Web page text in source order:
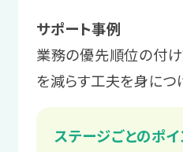
サポート例
面接にはスタッフ
は伝えにくい要望
手伝いをします。
サポート例
LITALICOワーク
プログラムを通して
な困りへの対処法を
を進めたりします。
サポート例
サポート事例
業務の優先順位の付
を減らす工夫を身につ
ステージごとのポイ